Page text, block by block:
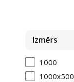
Izmērs
1000
1000x500